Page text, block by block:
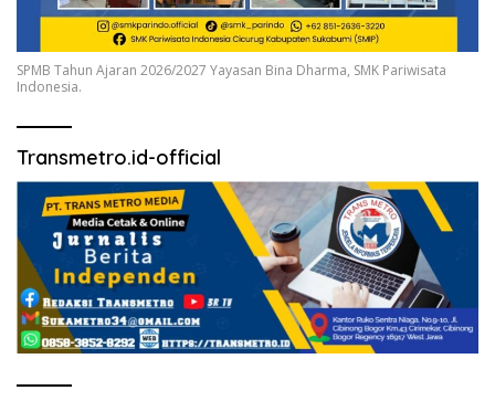
SPMB Tahun Ajaran 2026/2027 Yayasan Bina Dharma, SMK Pariwisata
Indonesia.
Transmetro.id-official